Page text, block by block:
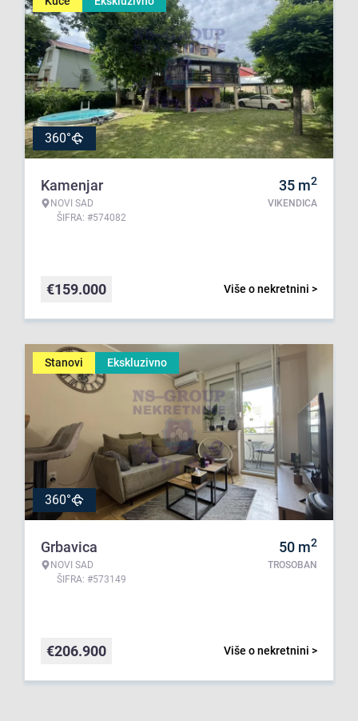
360°
Kamenjar
NOVI SAD
ŠIFRA: #574082
35 m2
VIKENDICA
Više o nekretnini >
€159.000
Stanovi Ekskluzivno
360°
Grbavica
NOVI SAD
ŠIFRA: #573149
50 m2
TROSOBAN
Više o nekretnini >
€206.900